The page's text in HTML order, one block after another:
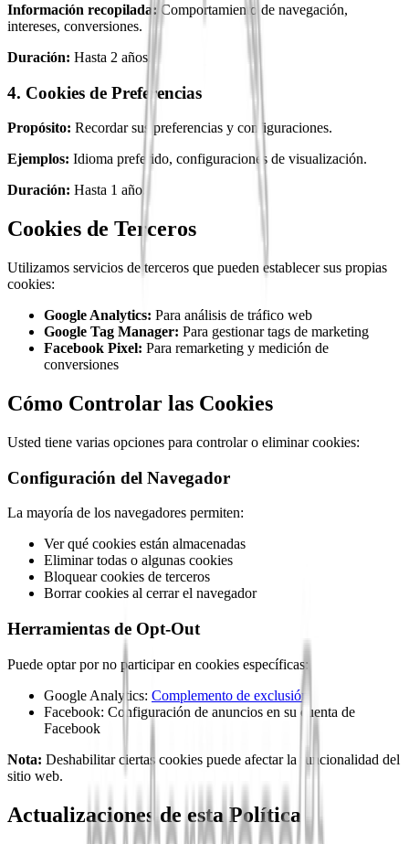
Información recopilada: Comportamiento de navegación,
intereses, conversiones.
Duración: Hasta 2 años.
4. Cookies de Preferencias
Propósito: Recordar sus preferencias y configuraciones.
Ejemplos: Idioma preferido, configuraciones de visualización.
Duración: Hasta 1 año.
Cookies de Terceros
Utilizamos servicios de terceros que pueden establecer sus propias
cookies:
Google Analytics: Para análisis de tráfico web
Google Tag Manager: Para gestionar tags de marketing
Facebook Pixel: Para remarketing y medición de
conversiones
Cómo Controlar las Cookies
Usted tiene varias opciones para controlar o eliminar cookies:
Configuración del Navegador
La mayoría de los navegadores permiten:
Ver qué cookies están almacenadas
Eliminar todas o algunas cookies
Bloquear cookies de terceros
Borrar cookies al cerrar el navegador
Herramientas de Opt-Out
Puede optar por no participar en cookies específicas:
Google Analytics: Complemento de exclusión
Facebook: Configuración de anuncios en su cuenta de
Facebook
Nota: Deshabilitar ciertas cookies puede afectar la funcionalidad del
sitio web.
Actualizaciones de esta Política